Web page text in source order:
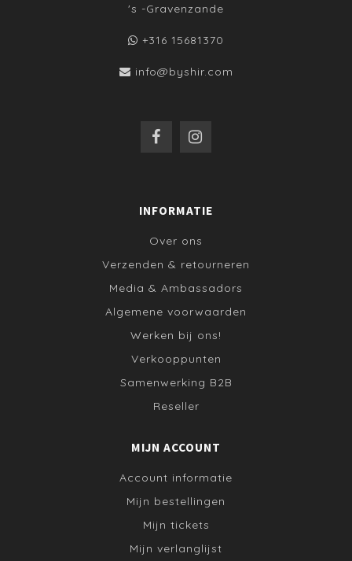
's -Gravenzande
+316 15681370
info@byshir.com
INFORMATIE
Over ons
Verzenden & retourneren
Media & Ambassadors
Algemene voorwaarden
Werken bij ons!
Verkooppunten
Samenwerking B2B
Reseller
MIJN ACCOUNT
Account informatie
Mijn bestellingen
Mijn tickets
Mijn verlanglijst